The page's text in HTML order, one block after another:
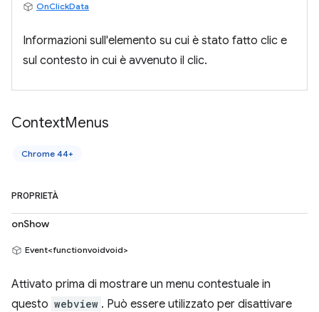
OnClickData
Informazioni sull'elemento su cui è stato fatto clic e
sul contesto in cui è avvenuto il clic.
ContextMenus
Chrome 44+
PROPRIETÀ
onShow
Event<functionvoidvoid>
Attivato prima di mostrare un menu contestuale in
questo webview . Può essere utilizzato per disattivare